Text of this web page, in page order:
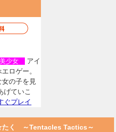
少女
アイ
ロゲー。
の子を見
げていこ
ぐプレイ
たく ～Tentacles Tactics～